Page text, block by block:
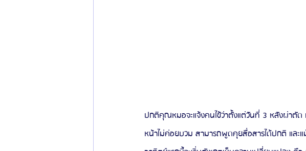
ปกติคุณหมอจะแจ้งคนไข้ว่าตั้งแต่วันที่ 3 หลังผ่าตัด
หน้าไม่ค่อยบวม สามารถพูดคุยสื่อสารได้ปกติ และแ